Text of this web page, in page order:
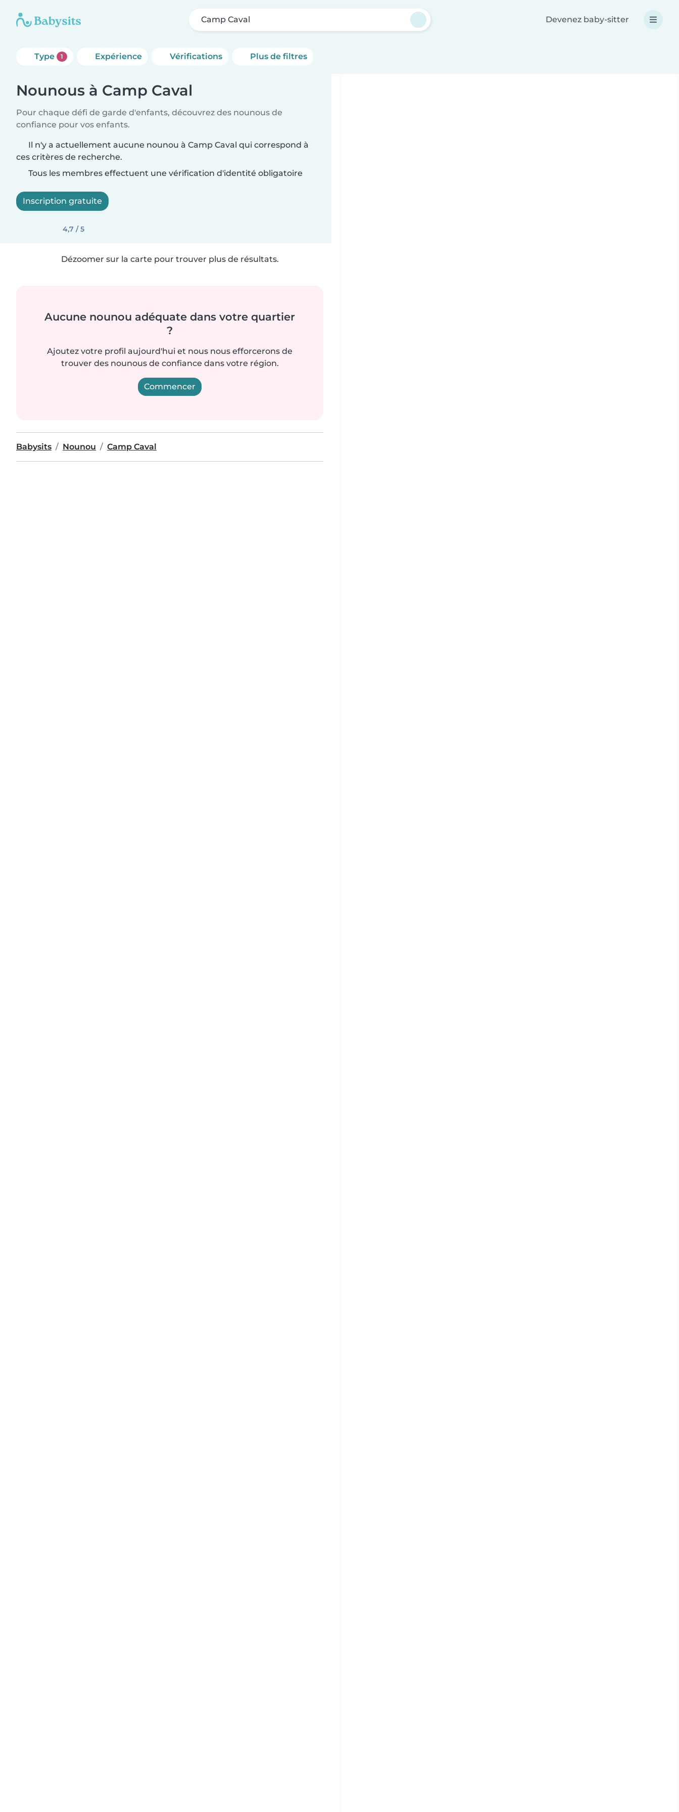
Camp Caval Devenez baby-sitter
Type 1 Expérience Vérifications Plus de filtres
Nounous à Camp Caval
Pour chaque défi de garde d'enfants, découvrez des nounous de
confiance pour vos enfants.
Il n'y a actuellement aucune nounou à Camp Caval qui correspond à
ces critères de recherche.
Tous les membres effectuent une vérification d'identité obligatoire
Inscription gratuite
4,7 / 5
Dézoomer sur la carte pour trouver plus de résultats.
Aucune nounou adéquate dans votre quartier
?
Ajoutez votre profil aujourd'hui et nous nous efforcerons de
trouver des nounous de confiance dans votre région.
Commencer
Babysits Nounou Camp Caval